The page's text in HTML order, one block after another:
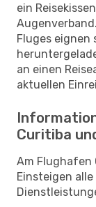
ein
Fluges
an einen
aktuellen
Curitiba
Am Flughafen
Einsteigen